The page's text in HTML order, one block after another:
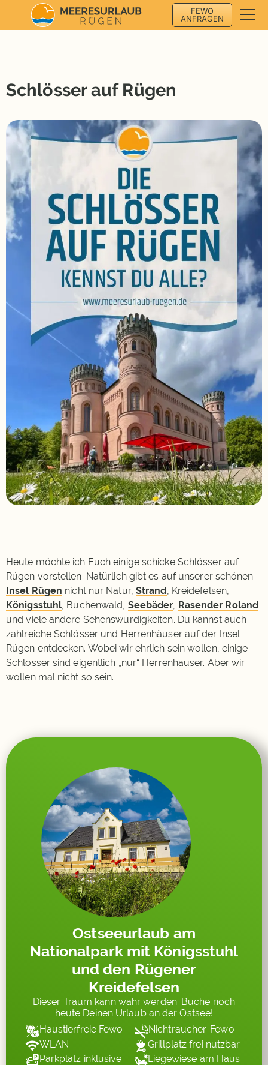
FEWO
ANFRAGEN
Schlösser auf Rügen
Heute möchte ich Euch einige schicke Schlösser auf
Rügen vorstellen. Natürlich gibt es auf unserer schönen
Insel Rügen nicht nur Natur, Strand , Kreidefelsen,
Königsstuhl , Buchenwald, Seebäder Rasender Roland
und viele andere Sehenswürdigkeiten. Du kannst auch
zahlreiche Schlösser und Herrenhäuser auf der Insel
Rügen entdecken. Wobei wir ehrlich sein wollen, einige
Schlösser sind eigentlich „nur“ Herrenhäuser. Aber wir
wollen mal nicht so sein.
Ostseeurlaub am
Nationalpark mit Königsstuhl
und den Rügener
Kreidefelsen
Dieser Traum kann wahr werden. Buche noch
heute Deinen Urlaub an der Ostsee!
Haustierfreie Fewo
WLAN
Parkplatz inklusive
Nichtraucher-Fewo
Grillplatz frei nutzbar
Liegewiese am Haus